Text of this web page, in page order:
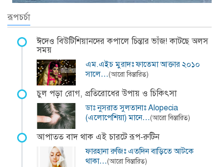
রূপচর্চা
ঈদেও বিউটিশিয়ানদের কপালে চিন্তার ভাঁজ! কাটছে অলস
সময়
এম.এইচ মুরাদঃ ফাতেমা আক্তার ২০১০
সালে…(আরো বিস্তারিত)
চুল পড়া রোগ, প্রতিরোধের উপায় ও চিকিৎসা
ডাঃ নুসরাত সুলতানাঃ Alopecia
(এলোপেশিয়া) মানে…(আরো বিস্তারিত)
আপাতত বাদ থাক এই চারটে রূপ-রুটিন
ফারহানা রুজিঃ এতদিন বাড়িতে আটকে
থাকা…(আরো বিস্তারিত)